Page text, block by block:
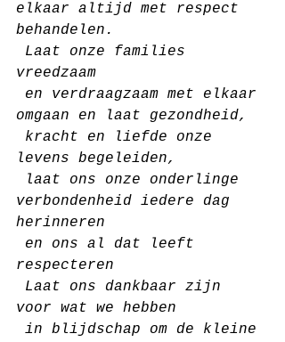
elkaar altijd met respect
behandelen.
vreedzaam
omgaan en laat gezondheid,
levens begeleiden,
verbondenheid iedere dag
herinneren
respecteren
voor wat we hebben